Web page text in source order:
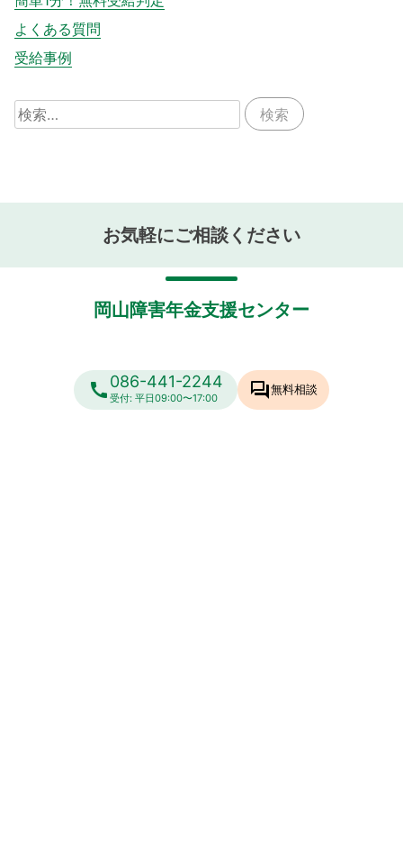
よくある質問
受給事例
検
索:
お気軽にご相談ください
岡山障害年金支援センター
call086-441-2244
受付: 平日09:00〜17:00 forum無料相談